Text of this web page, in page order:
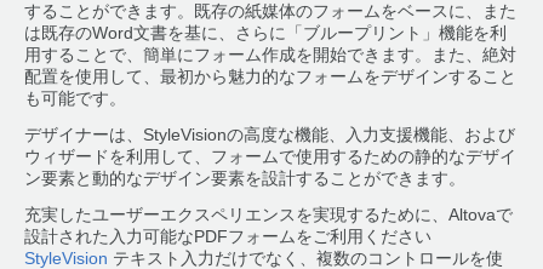
することができます。既存の紙媒体のフォームをベースに、また
は既存のWord文書を基に、さらに「ブループリント」機能を利
用することで、簡単にフォーム作成を開始できます。また、絶対
配置を使用して、最初から魅力的なフォームをデザインすること
も可能です。
デザイナーは、StyleVisionの高度な機能、入力支援機能、および
ウィザードを利用して、フォームで使用するための静的なデザイ
ン要素と動的なデザイン要素を設計することができます。
充実したユーザーエクスペリエンスを実現するために、Altovaで
設計された入力可能なPDFフォームをご利用ください
StyleVision テキスト入力だけでなく、複数のコントロールを使